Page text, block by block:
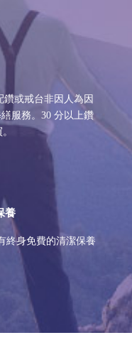
鑽或戒台非因人為因
服務。30 分以上鑽
養
終身免費的清潔保養